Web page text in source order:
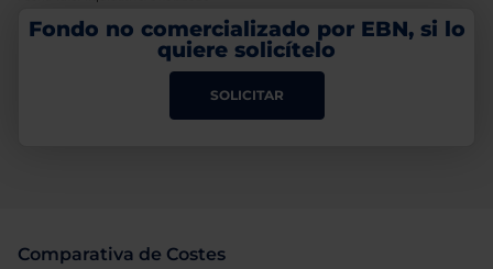
Fondo no comercializado por EBN, si lo
quiere solicítelo
SOLICITAR
Comparativa de Costes